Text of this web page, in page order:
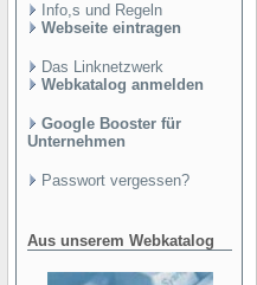
Info,s und Regeln
Webseite eintragen
Das Linknetzwerk
Webkatalog anmelden
Google Booster für
Unternehmen
Passwort vergessen?
Aus unserem Webkatalog